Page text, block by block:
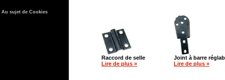
Au sujet de Cookies
Raccord de selle
Lire de plus »
Joint à barre
Lire de plus »